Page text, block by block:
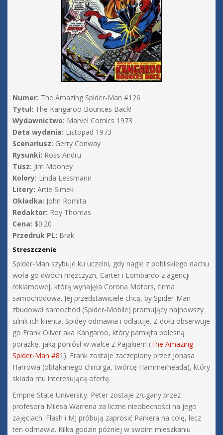
Numer: The Amazing Spider-Man #126
Tytuł: The Kangaroo Bounces Back!
Wydawnictwo: Marvel Comics 1973
Data wydania: Listopad 1973
Scenariusz: Gerry Conway
Rysunki: Ross Andru
Tusz: Jim Mooney
Kolory: Linda Lessmann
Litery: Artie Simek
Okładka: John Romita
Redaktor: Roy Thomas
Cena: $0.20
Przedruk PL: Brak
Streszczenie
Spider-Man szybuje ku uczelni, gdy nagle z pobliskiego dachu
woła go dwóch mężczyzn, Carter i Lombardo z agencji
reklamowej, którą wynajęła Corona Motors, firma
samochodowa. Jej przedstawiciele chcą, by Spider-Man
zbudował samochód (Spider-Mobile) promujący najnowszy
silnik ich klienta. Spidey odmawia i odlatuje. Z dołu obserwuje
go Frank Oliver aka Kangaroo, który pamięta bolesną
porażkę, jaką poniósł w walce z Pająkiem (The Amazing
Spider-Man #81 ). Frank zostaje zaczepiony przez Jonasa
Harrowa (obłąkanego chirurga, twórcę Hammerheada), który
składa mu interesującą ofertę.
Empire State University. Peter zostaje zrugany przez
profesora Milesa Warrena za liczne nieobecności na jego
zajęciach. Flash i MJ próbują zaprosić Parkera na colę, lecz
ten odmawia. Kilka godzin później w swoim mieszkaniu